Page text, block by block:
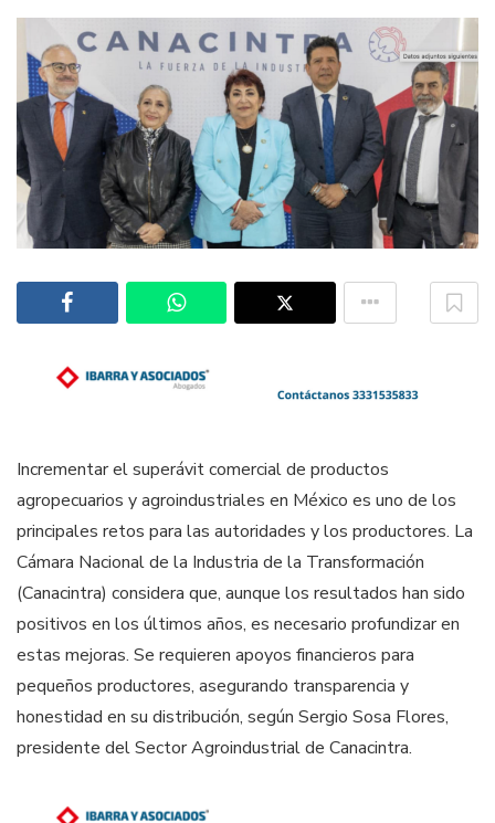
Incrementar el superávit comercial de productos
agropecuarios y agroindustriales en México es uno de los
principales retos para las autoridades y los productores. La
Cámara Nacional de la Industria de la Transformación
(Canacintra) considera que, aunque los resultados han sido
positivos en los últimos años, es necesario profundizar en
estas mejoras. Se requieren apoyos financieros para
pequeños productores, asegurando transparencia y
honestidad en su distribución, según Sergio Sosa Flores,
presidente del Sector Agroindustrial de Canacintra.